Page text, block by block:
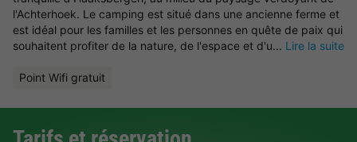
l'Achterhoek. Le camping est situé dans une ancienne ferme et
est idéal pour les familles et les personnes en quête de paix qui
souhaitent profiter de la nature, de l'espace et d'u... Lire la suite
Point Wifi gratuit